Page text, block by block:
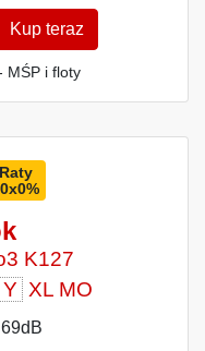
Kup teraz
MŚP i floty
Raty
K127
Y XL MO
69dB